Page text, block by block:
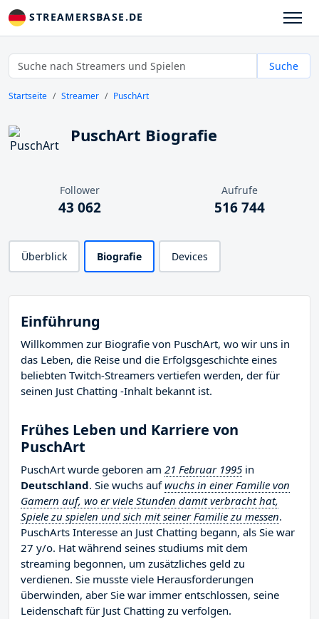
STREAMERSBASE.DE
Suche
Startseite Streamer PuschArt
PuschArt Biografie
Follower
43 062
Aufrufe
516 744
Überblick Biografie Devices
Einführung
Willkommen zur Biografie von PuschArt, wo wir uns in
das Leben, die Reise und die Erfolgsgeschichte eines
beliebten Twitch-Streamers vertiefen werden, der für
seinen Just Chatting -Inhalt bekannt ist.
Frühes Leben und Karriere von
PuschArt
PuschArt wurde geboren am 21 Februar 1995 in
Deutschland. Sie wuchs aufwuchs in einer Familie von
Gamern auf, wo er viele Stunden damit verbracht hat,
Spiele zu spielen und sich mit seiner Familie zu messen.
PuschArts Interesse an Just Chatting begann, als Sie war
27 y/o. Hat während seines studiums mit dem
streaming begonnen, um zusätzliches geld zu
verdienen. Sie musste viele Herausforderungen
überwinden, aber Sie war immer entschlossen, seine
Leidenschaft für Just Chatting zu verfolgen.